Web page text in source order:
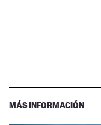
MÁS INFORMACIÓN